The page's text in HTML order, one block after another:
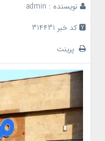
نویسنده : admin
کد خبر 314431
پرینت